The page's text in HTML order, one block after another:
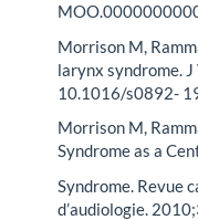
Morrison M,
larynx syndrome.
10.1016/s0892-
Morrison M,
Syndrome as a
Syndrome. Revue
d’audiologie.